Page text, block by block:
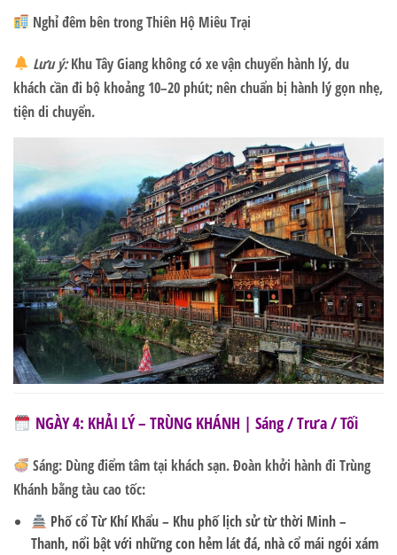
Nghỉ đêm bên trong Thiên Hộ Miêu Trại
Lưu ý:Khu Tây Giang không có xe vận chuyển hành lý, du
khách cần đi bộ khoảng 10–20 phút; nên chuẩn bị hành lý gọn nhẹ,
tiện di chuyển.
NGÀY 4: KHẢI LÝ – TRÙNG KHÁNH | Sáng / Trưa / Tối
Sáng: Dùng điểm tâm tại khách sạn. Đoàn khởi hành điTrùng
Khánh bằng tàu cao tốc:
Phố cổ Từ Khí Khẩu– Khu phố lịch sử từ thời Minh –
Thanh, nổi bật với những con hẻm lát đá, nhà cổ mái ngói xám